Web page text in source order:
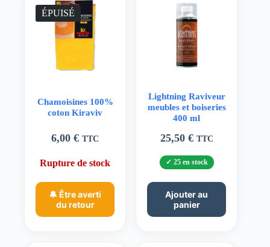
ÉPUISÉ
Chamoisines 100%
coton Kiraviv
6,00€ TTC
Rupture de stock
🔔 Être averti
du retour
Lightning Raviveur
meubles et boiseries
400 ml
25,50 € TTC
25 en stock
Ajouter au
panier